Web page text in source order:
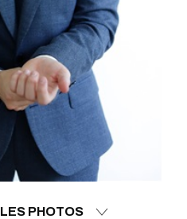
LES PHOTOS